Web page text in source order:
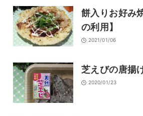
餅入りお好み
の利用】
2021/01/06
芝えびの唐揚
2020/01/23